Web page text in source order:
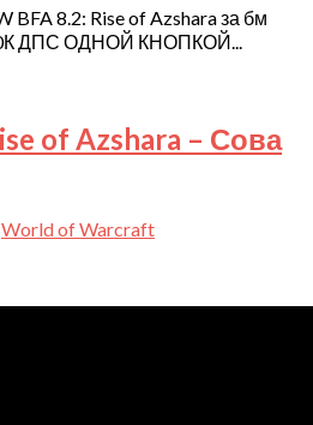
BFA 8.2: Rise of Azshara за бм
ДПС ОДНОЙ КНОПКОЙ...
of Azshara – Сова
World of Warcraft